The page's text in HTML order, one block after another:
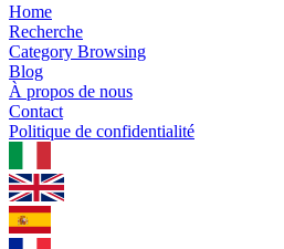
Home
Recherche
Category Browsing
Blog
À propos de nous
Contact
Politique de confidentialité